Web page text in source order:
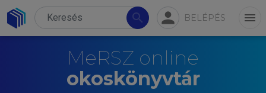
search person BELÉPÉS menu
MeRSZ online
okoskönyvtár